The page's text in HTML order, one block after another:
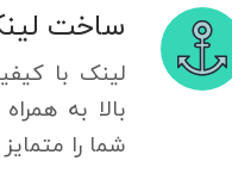
ساخت
لینک با
بالا به
شما را